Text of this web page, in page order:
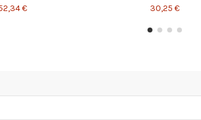
€
30,25 €